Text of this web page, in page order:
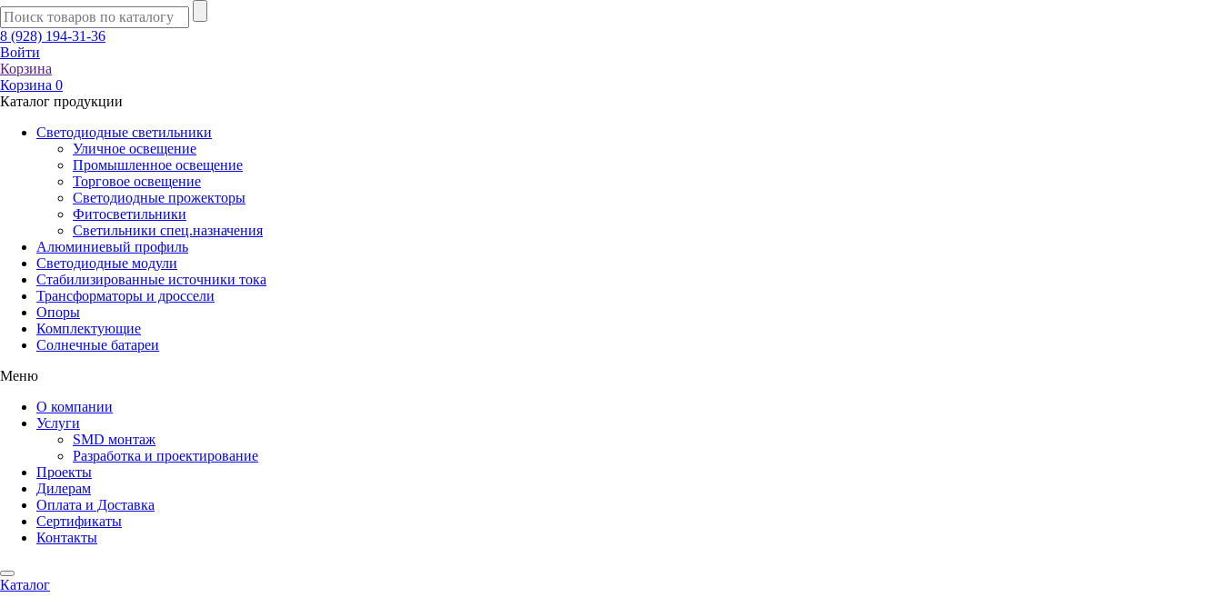
8 (928) 194-31-36
Войти
Корзина
Корзина 0
Каталог продукции
Светодиодные светильники
Уличное освещение
Промышленное освещение
Торговое освещение
Светодиодные прожекторы
Фитосветильники
Светильники спец.назначения
Алюминиевый профиль
Светодиодные модули
Стабилизированные источники тока
Трансформаторы и дроссели
Опоры
Комплектующие
Солнечные батареи
Меню
О компании
Услуги
SMD монтаж
Разработка и проектирование
Проекты
Дилерам
Оплата и Доставка
Сертификаты
Контакты
Каталог